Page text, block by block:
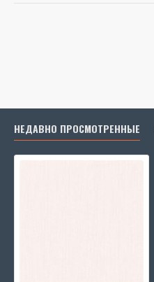
НЕДАВНО ПРОСМОТРЕННЫЕ